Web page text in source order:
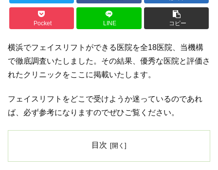
Pocket LINE コピー
横浜でフェイスリフトができる医院を全18医院、当機構
で徹底調査いたしました。その結果、優秀な医院と評価さ
れたクリニックをここに掲載いたします。
フェイスリフトをどこで受けようか迷っているのであれ
ば、必ず参考になりますのでぜひご覧ください。
目次